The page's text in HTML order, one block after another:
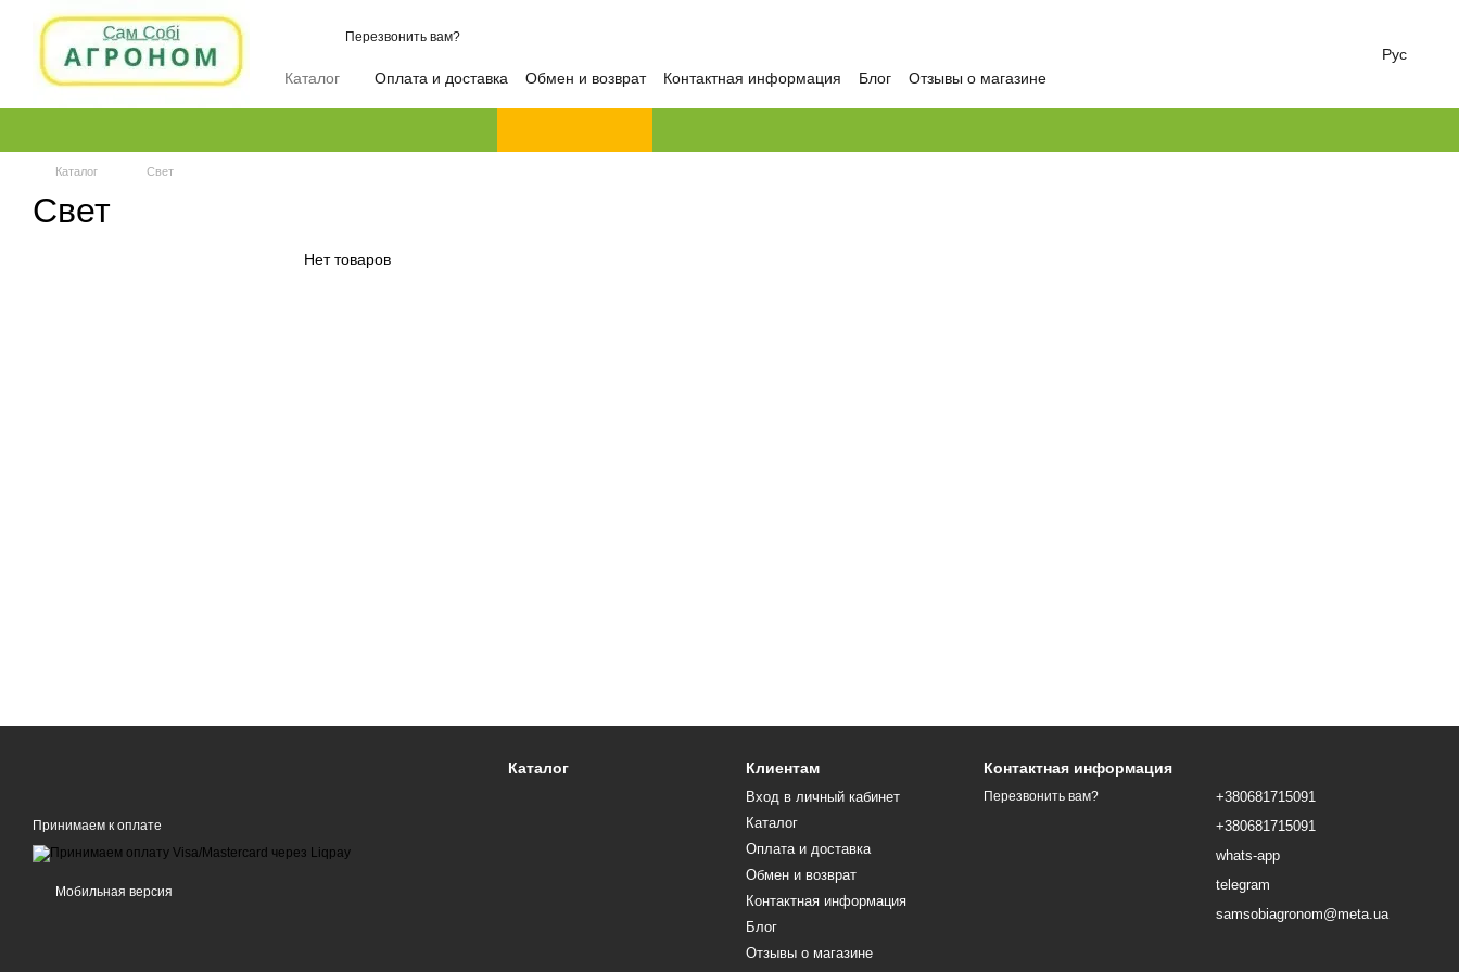
Перейти к основному контенту
Перезвонить вам?
Каталог Оплата и доставка Обмен и возврат Контактная информация Блог Отзывы о магазине
Рус
Каталог Свет
Свет
Нет товаров
Принимаем к оплате
Мобильная версия
Каталог Клиентам
Вход в личный кабинет
Каталог
Оплата и доставка
Обмен и возврат
Контактная информация
Блог
Отзывы о магазине
Контактная информация
Перезвонить вам?
+380681715091
+380681715091
whats-app
telegram
samsobiagronom@meta.ua